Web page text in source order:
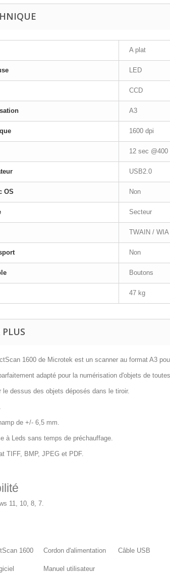
A plat
LED
CCD
A3
1600 dpi
12 sec
USB2.0
OS Non
Secteur
TWAIN / WIA
Non
Boutons
47 kg
1600 de Microtek est un scanner au format A3
adapté pour la numérisation d'objets de
le dessus des objets déposés dans le tiroir.
de +/- 6,5 mm.
à Leds sans temps de préchauffage
TIFF, BMP, JPEG et PDF.
11, 10, 8, 7.
1600 Cordon d'alimentation Câble USB
Manuel utilisateur